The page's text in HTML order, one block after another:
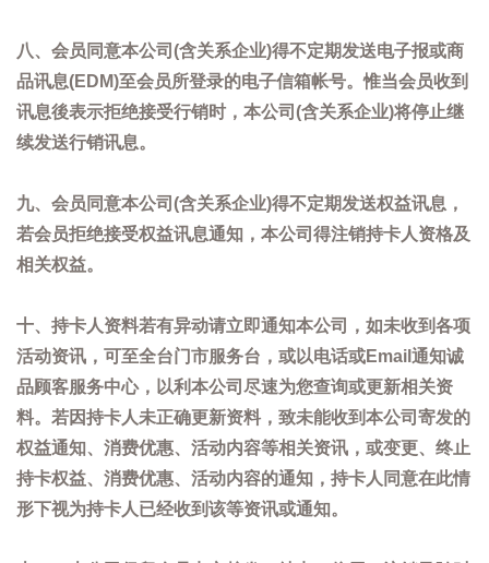
八、会员同意本公司(含关系企业)得不定期发送电子报或商
品讯息(EDM)至会员所登录的电子信箱帐号。惟当会员收到
讯息後表示拒绝接受行销时，本公司(含关系企业)将停止继
续发送行销讯息。
九、会员同意本公司(含关系企业)得不定期发送权益讯息，
若会员拒绝接受权益讯息通知，本公司得注销持卡人资格及
相关权益。
十、持卡人资料若有异动请立即通知本公司，如未收到各项
活动资讯，可至全台门市服务台，或以电话或Email通知诚
品顾客服务中心，以利本公司尽速为您查询或更新相关资
料。若因持卡人未正确更新资料，致未能收到本公司寄发的
权益通知、消费优惠、活动内容等相关资讯，或变更、终止
持卡权益、消费优惠、活动内容的通知，持卡人同意在此情
形下视为持卡人已经收到该等资讯或通知。